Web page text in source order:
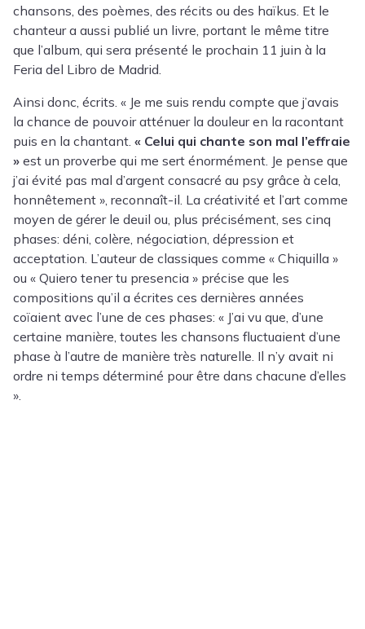
chansons, des poèmes, des récits ou des haïkus. Et le
chanteur a aussi publié un livre, portant le même titre
que l’album, qui sera présenté le prochain 11 juin à la
Feria del Libro de Madrid.
Ainsi donc, écrits. « Je me suis rendu compte que j’avais
la chance de pouvoir atténuer la douleur en la racontant
puis en la chantant. « Celui qui chante son mal l’effraie
» est un proverbe qui me sert énormément. Je pense que
j’ai évité pas mal d’argent consacré au psy grâce à cela,
honnêtement », reconnaît-il. La créativité et l’art comme
moyen de gérer le deuil ou, plus précisément, ses cinq
phases: déni, colère, négociation, dépression et
acceptation. L’auteur de classiques comme « Chiquilla »
ou « Quiero tener tu presencia » précise que les
compositions qu’il a écrites ces dernières années
coïaient avec l’une de ces phases: « J’ai vu que, d’une
certaine manière, toutes les chansons fluctuaient d’une
phase à l’autre de manière très naturelle. Il n’y avait ni
ordre ni temps déterminé pour être dans chacune d’elles
».